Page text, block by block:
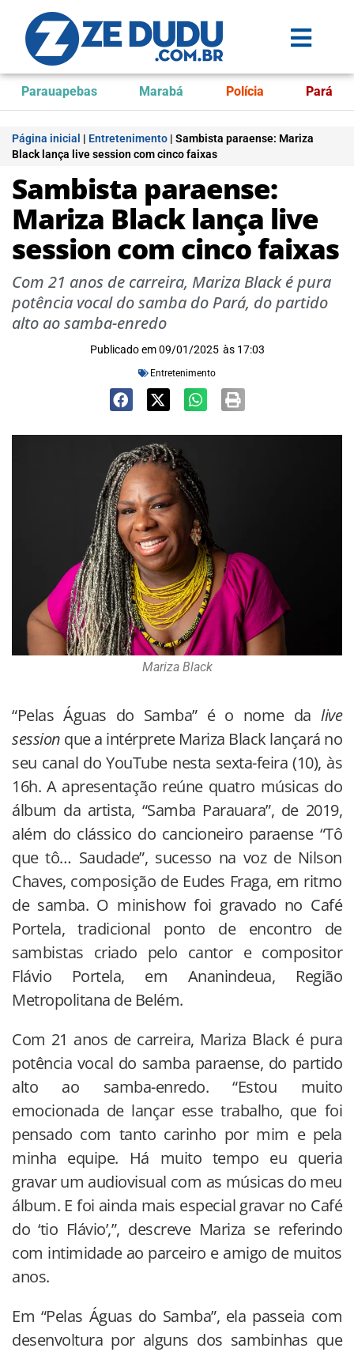
Parauapebas Marabá Polícia Pará
Página inicial | Entretenimento | Sambista paraense: Mariza
Black lança live session com cinco faixas
Sambista paraense:
Mariza Black lança live
session com cinco faixas
Com 21 anos de carreira, Mariza Black é pura
potência vocal do samba do Pará, do partido
alto ao samba-enredo
Publicado em 09/01/2025 às 17:03
Entretenimento
Mariza Black
“Pelas Águas do Samba” é o nome da live
session que a intérprete Mariza Black lançará no
seu canal do YouTube nesta sexta-feira (10), às
16h. A apresentação reúne quatro músicas do
álbum da artista, “Samba Parauara”, de 2019,
além do clássico do cancioneiro paraense “Tô
que tô… Saudade”, sucesso na voz de Nilson
Chaves, composição de Eudes Fraga, em ritmo
de samba. O minishow foi gravado no Café
Portela, tradicional ponto de encontro de
sambistas criado pelo cantor e compositor
Flávio Portela, em Ananindeua, Região
Metropolitana de Belém.
Com 21 anos de carreira, Mariza Black é pura
potência vocal do samba paraense, do partido
alto ao samba-enredo. “Estou muito
emocionada de lançar esse trabalho, que foi
pensado com tanto carinho por mim e pela
minha equipe. Há muito tempo eu queria
gravar um audiovisual com as músicas do meu
álbum. E foi ainda mais especial gravar no Café
do ‘tio Flávio’,”, descreve Mariza se referindo
com intimidade ao parceiro e amigo de muitos
anos.
Em “Pelas Águas do Samba”, ela passeia com
desenvoltura por alguns dos sambinhas que